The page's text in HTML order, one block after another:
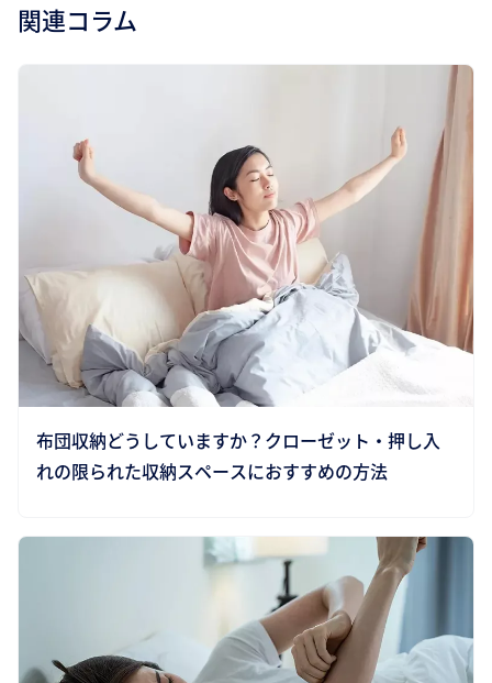
関連コラム
布団収納どうしていますか？クローゼット・押し入
れの限られた収納スペースにおすすめの方法